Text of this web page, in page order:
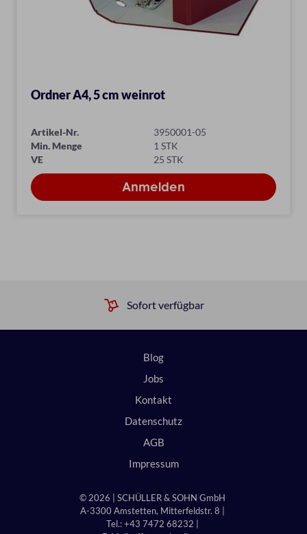
Ordner A4, 5 cm weinrot
Artikel-Nr.
3950001-05
Min. Menge
1 STK
VE
25 STK
Sofort verfügbar
© 2026 | SCHÜLLER & SOHN GmbH
A-3300 Amstetten, Mitterfeldstr. 8 |
Tel.: +43 7472 68232 |
Blog
Jobs
Kontakt
Datenschutz
AGB
Impressum